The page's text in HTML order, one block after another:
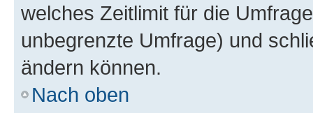
welches Zeitlimit für die
unbegrenzte Umfrage) und
ändern können.
Nach oben